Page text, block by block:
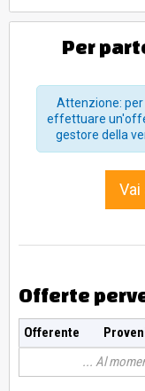
Per
Attenzione: per
effettuare
gestore della
Vai
Offerte
Offerente
Al